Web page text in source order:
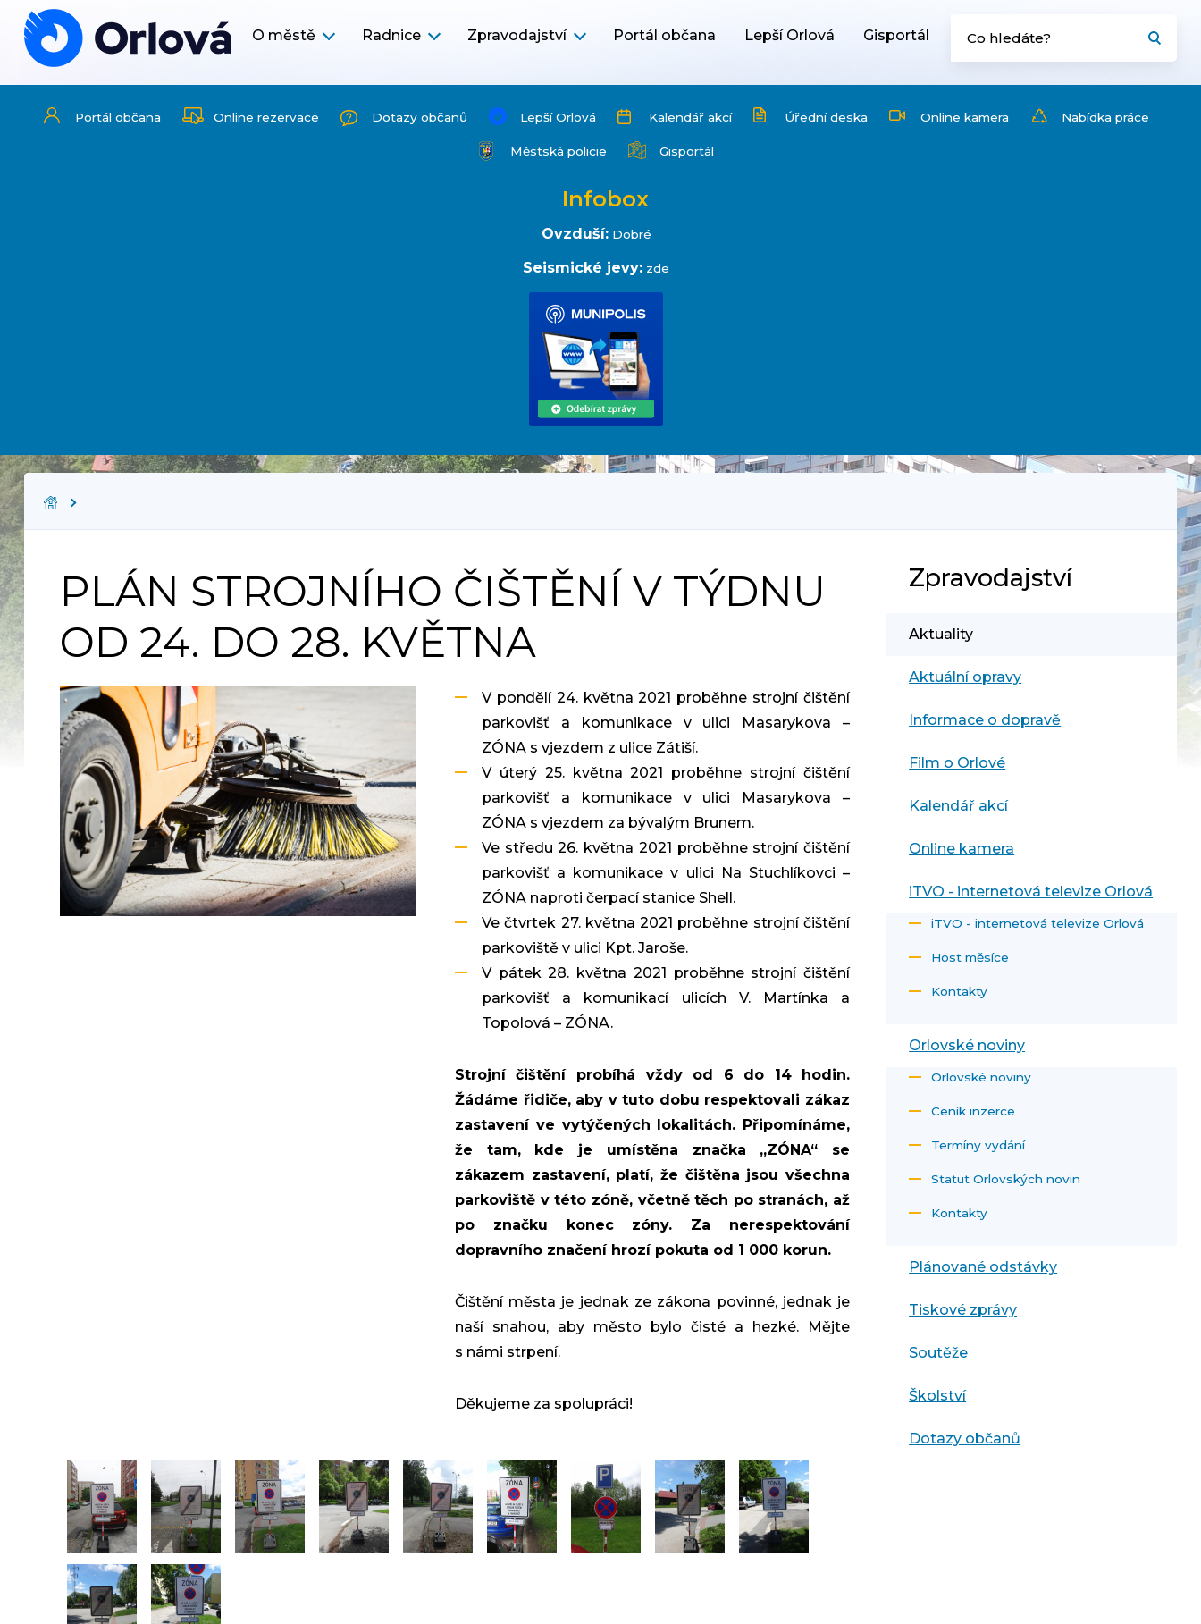
O městě Radnice Zpravodajství Portál občana Lepší Orlová Gisportál
Portál občana Online rezervace Dotazy občanů Lepší Orlová Kalendář akcí Úřední deska Online kamera Nabídka práce
Městská policie Gisportál
Infobox
Ovzduší: Dobré
Seismické jevy: zde
PLÁN STROJNÍHO ČIŠTĚNÍ V TÝDNU
OD 24. DO 28. KVĚTNA
V pondělí 24. května 2021 proběhne strojní čištění
parkovišť a komunikace v ulici Masarykova –
ZÓNA s vjezdem z ulice Zátiší.
V úterý 25. května 2021 proběhne strojní čištění
parkovišť a komunikace v ulici Masarykova –
ZÓNA s vjezdem za bývalým Brunem.
Ve středu 26. května 2021 proběhne strojní čištění
parkovišť a komunikace v ulici Na Stuchlíkovci –
ZÓNA naproti čerpací stanice Shell.
Ve čtvrtek 27. května 2021 proběhne strojní čištění
parkoviště v ulici Kpt. Jaroše.
V pátek 28. května 2021 proběhne strojní čištění
parkovišť a komunikací ulicích V. Martínka a
Topolová – ZÓNA.
Strojní čištění probíhá vždy od 6 do 14 hodin.
Žádáme řidiče, aby v tuto dobu respektovali zákaz
zastavení ve vytýčených lokalitách. Připomínáme,
že tam, kde je umístěna značka „ZÓNA“ se
zákazem zastavení, platí, že čištěna jsou všechna
parkoviště v této zóně, včetně těch po stranách, až
po značku konec zóny. Za nerespektování
dopravního značení hrozí pokuta od 1 000 korun.
Čištění města je jednak ze zákona povinné, jednak je
naší snahou, aby město bylo čisté a hezké. Mějte
s námi strpení.
Děkujeme za spolupráci!
Zpravodajství
Aktuality
Aktuální opravy
Informace o dopravě
Film o Orlové
Kalendář akcí
Online kamera
iTVO - internetová televize Orlová
iTVO - internetová televize Orlová
Host měsíce
Kontakty
Orlovské noviny
Orlovské noviny
Ceník inzerce
Termíny vydání
Statut Orlovských novin
Kontakty
Plánované odstávky
Tiskové zprávy
Soutěže
Školství
Dotazy občanů